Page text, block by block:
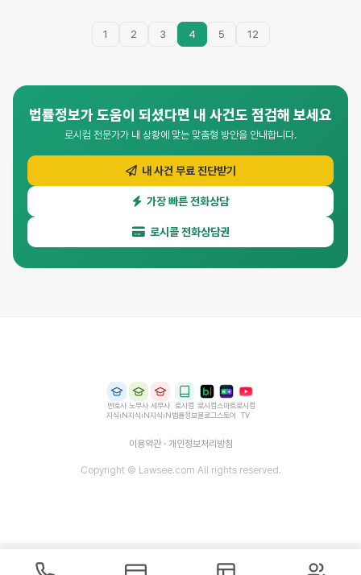
에 대응하는 방법을 안내합니다.
까지 정리했습니다.
1 2 3 4 5 12
법률정보가 도움이 되셨다면 내 사건도 점검해 보세요
로시컴 전문가가 내 상황에 맞는 맞춤형 방안을 안내합니다.
내 사건 무료 진단받기
가장 빠른 전화상담
로시콜 전화상담권
변호사
지식iN
노무사
지식iN
세무사
지식iN
로시컴
법률정보
로시컴
블로그
스마트
스토어
로시컴
TV
이용약관· 개인정보처리방침
Copyright © Lawsee.com All rights reserved.